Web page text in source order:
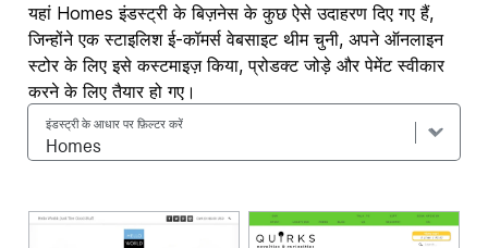
यहां Homes इंडस्ट्री के बिज़नेस के कुछ ऐसे उदाहरण दिए गए हैं,
जिन्होंने एक स्टाइलिश ई-कॉमर्स वेबसाइट थीम चुनी, अपने ऑनलाइन
स्टोर के लिए इसे कस्टमाइज़ किया, प्रोडक्ट जोड़े और पेमेंट स्वीकार
करने के लिए तैयार हो गए।
इंडस्ट्री के आधार पर फ़िल्टर करें